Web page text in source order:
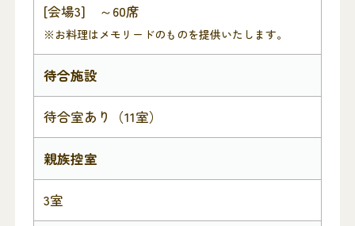
[会場3] ～60席
※お料理はメモリードのものを提供いたします。
待合施設
待合室あり（11室）
親族控室
3室